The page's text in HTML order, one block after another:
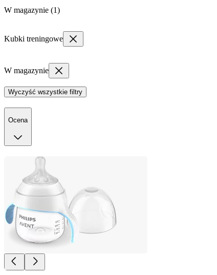
W magazynie (1)
Kubki treningowe
W magazynie
Wyczyść wszystkie filtry
Ocena